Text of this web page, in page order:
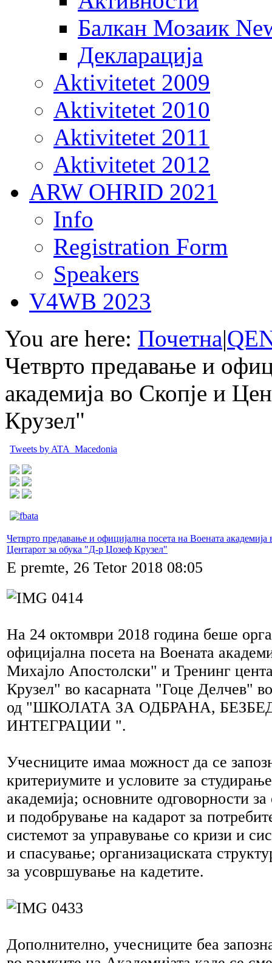
Балкан Мозаик
Декларација
Aktivitetet 2009
Aktivitetet 2010
Aktivitetet 2011
Aktivitetet 2012
ARW OHRID 2021
Info
Registration Form
Speakers
V4WB 2023
You are here: Почетна|
Четврто предавање и
академија во Скопје и
Крузел"
Tweets by ATA_Macedonia
Четврто предавање и официјална посета на Воената академија
Центарот за обука "Д-р Џозеф Крузел"
E premte, 26 Tetor 2018 08:05
На 24 октомври 2018 година беше
официјална посета на Воената
Михајло Апостолски" и Тренинг
Крузел" во касарната "Гоце Делчев"
од "ШКОЛАТА ЗА ОДБРАНА,
ИНТЕГРАЦИИ ".
Учесниците имаа можност да се
критериумите и условите за
академија; основните одговорности
и подобрување на кадарот за
системот за управување со кризи и
и спасување; организациската
за усовршување на кадетите.
Дополнително, учесниците беа